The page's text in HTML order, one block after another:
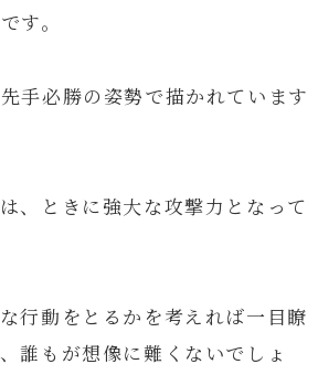
す。
手必勝の姿勢で描かれています
、ときに強大な攻撃力となって
行動をとるかを考えれば一目瞭
誰もが想像に難くないでしょ